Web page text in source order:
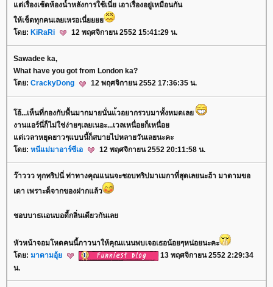
ต่เรื่องเช้ดห้องน้ำหลังการใช้เนี่ย เอาเรื่องอยู่เหมือนกัน
ห้เช็ดทุกคนเลยเหรอเนี่
ดย: KiRaRi 12 พฤศจิกายน 2552 15:41:29 น.
Sawadee ka,
What have you got from London ka?
ดย: CrackyDong 12 พฤศจิกายน 2552 17:36:35 น.
อ้...เห็นที่กองกับพื้นมากมายนั่นแ้วอยากรวบมาทั้งหมดเล
งานแอร์นี่ก็ไม่ใช่ง่ายๆเลยเนอะ...เวลเหนื่อยก็เหนื่อ
ต่เวลาหยุดยาวๆแบบนี้ก็สบายไปหลายวันเลยนะคะ
ดย: หนีแม่มาอาร์ซีเอ 12 พฤศจิกายน 2552 20:11:58 น.
ว๊าววว ทุกทริปนี่ ท่าทางคุณแนนจะชอบทริปมาเมกาที่สุดเลยนะฮ้า มาดามขอ
เดา เพราะด็จากของฝากแล้ว
ชอบบาธเเอนบอดี้กลิ่นเดียวกันเล
หัวหน้าจอมโหดคนนี้ภาวนาให้คุณแนนพบเจอเธอน้อยๆหน่อยนะคะ
ดย: มาดามอุ้
13 พฤศจิกายน 2552 2:29:34
น.